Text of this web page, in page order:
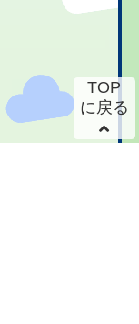
TOP
に戻る